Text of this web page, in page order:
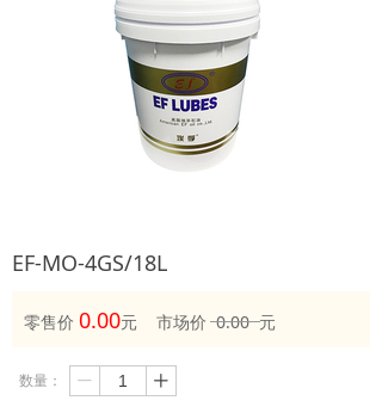
EF-MO-4GS/18L
零售价 0.00元 市场价 0.00 元
数量： ꄷ ꄸ